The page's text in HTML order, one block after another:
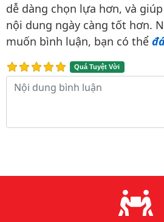
dễ dàng chọn lựa hơn, và
nội dung ngày càng tốt hơn.
muốn bình luận, bạn có thể
Quá Tuyệt Vời
Nội dung bình luận
Lý do chọn chúng tôi